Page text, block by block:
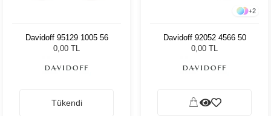
Davidoff 95129 1005 56
0,00 TL
Tükendi
+2
Davidoff 92052 4566 50
0,00 TL